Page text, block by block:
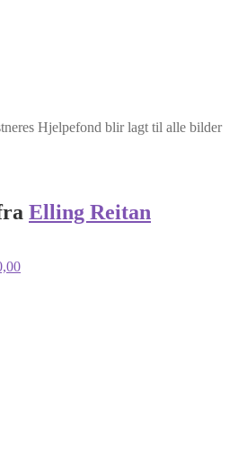
Hjelpefond blir lagt til alle bilder
Elling Reitan